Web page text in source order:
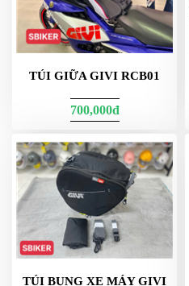
TÚI GIỮA GIVI RCB01
700,000đ
TÚI BỤNG XE MÁY GIVI